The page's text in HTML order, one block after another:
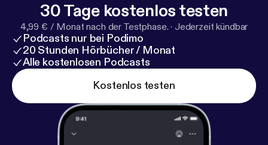
30 Tage kostenlos testen
4,99 € / Monat nach der Testphase. · Jederzeit kündbar
Podcasts nur bei Podimo
20 Stunden Hörbücher / Monat
Alle kostenlosen Podcasts
Kostenlos testen